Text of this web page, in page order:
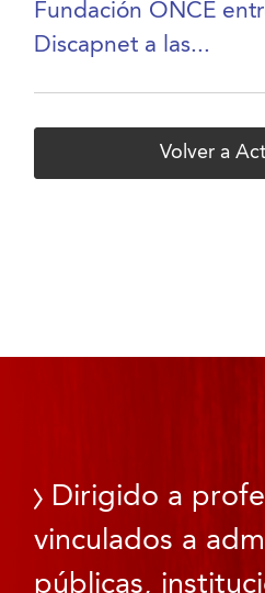
Fundación ONCE
Discapnet a las...
Volver a
Dirigido a
vinculados a
públicas,